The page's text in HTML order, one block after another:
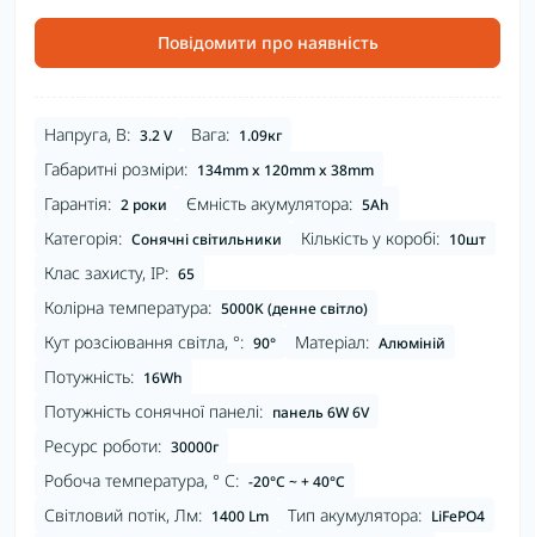
Повідомити про наявність
Напруга, В: 3.2 V Вага: 1.09кг
Габаритні розміри: 134mm x 120mm x 38mm
Гарантія: 2 роки Ємність акумулятора: 5Ah
Категорія: Сонячні світильники Кількість у коробі: 10шт
Клас захисту, IP: 65
Колірна температура: 5000K (денне світло)
Кут розсіювання світла, °: 90° Матеріал: Алюміній
Потужність: 16Wh
Потужність сонячної панелі: панель 6W 6V
Ресурс роботи: 30000г
Робоча температура, ° С: -20°C ~ + 40°С
Світловий потік, Лм: 1400 Lm Тип акумулятора: LiFePO4